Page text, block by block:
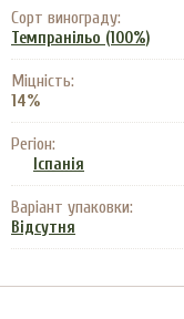
Сорт винограду:
Темпранільо (100%)
Міцність:
14%
Регіон:
Іспанія
Варіант упаковки:
Відсутня